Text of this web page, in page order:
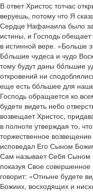
В ответ Христос тотчас
веруешь, потому что Я
Сердце Нафанаила было
истины, и Господь
в истинной вере. «Больше
Бóльшие чудеса и чудо
тому будут даны бóльшие
откровений ни
еще есть бóльшее для
Господь обращается ко
будете видеть небо
возвещает Христос,
в полноте утверждая то,
торжественное
исповедал Его Сыном
Сам называет Себя Сыном
показуя Свое
говорит: «Отныне будете
Божиих, восходящих и